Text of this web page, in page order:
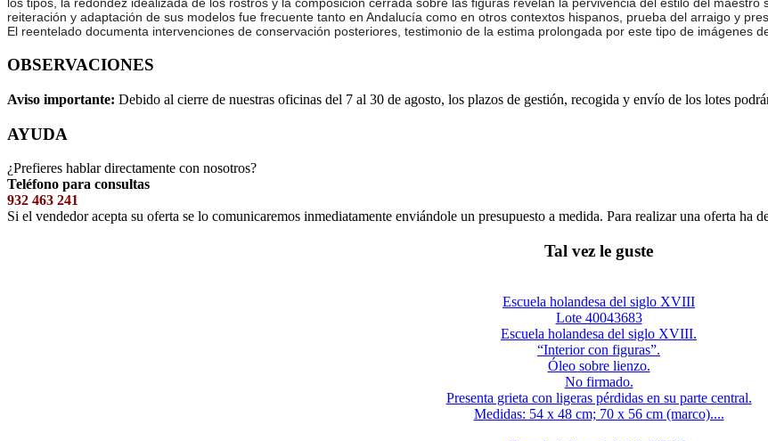
los tipos, la redondez idealizada de los rostros y la composición cerrada sobre las figuras revelan la pervivencia del estilo del
reiteración y adaptación de sus modelos fue frecuente tanto en Andalucía como en otros contextos hispanos, prueba del arraigo y
El reentelado documenta intervenciones de conservación posteriores, testimonio de la estima prolongada por este tipo de imágenes
OBSERVACIONES
Aviso importante: Debido al cierre de nuestras oficinas del 7 al 30 de agosto, los plazos de gestión, recogida y envío de los lotes
AYUDA
¿Prefieres hablar directamente con nosotros?
Teléfono para consultas
932 463 241
Si el vendedor acepta su oferta se lo comunicaremos inmediatamente enviándole un presupuesto a medida. Para realizar una oferta ha
Tal vez le guste
Escuela holandesa del siglo XVIII
Lote 40043683
Escuela holandesa del siglo XVIII.
“Interior con figuras”.
Óleo sobre lienzo.
No firmado.
Presenta grieta con ligeras pérdidas en su parte central.
Medidas: 54 x 48 cm; 70 x 56 cm (marco)....